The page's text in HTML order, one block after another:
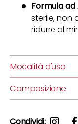
Formula
sterile, non
ridurre al
Modalità d'uso
Composizione
Condividi: